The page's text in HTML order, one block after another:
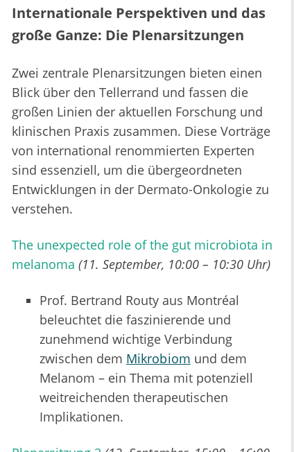
Internationale Perspektiven und das
große Ganze: Die Plenarsitzungen
Zwei zentrale Plenarsitzungen bieten einen
Blick über den Tellerrand und fassen die
großen Linien der aktuellen Forschung und
klinischen Praxis zusammen. Diese Vorträge
von international renommierten Experten
sind essenziell, um die übergeordneten
Entwicklungen in der Dermato-Onkologie zu
verstehen.
The unexpected role of the gut microbiota in
melanoma (11. September, 10:00 – 10:30 Uhr)
Prof. Bertrand Routy aus Montréal
beleuchtet die faszinierende und
zunehmend wichtige Verbindung
zwischen dem Mikrobiom und dem
Melanom – ein Thema mit potenziell
weitreichenden therapeutischen
Implikationen.